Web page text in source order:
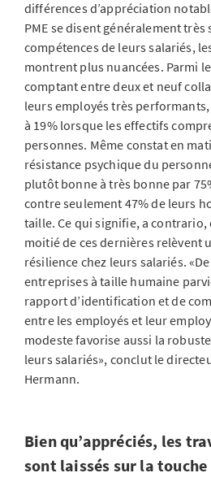
différences d’appréciation
PME se disent généralement très
compétences de leurs salariés,
montrent plus nuancées. Parmi
comptant entre deux et neuf
leurs employés très
à 19% lorsque les effectifs
personnes. Même constat en
résistance psychique du
plutôt bonne à très bonne par
contre seulement 47% de leurs
taille. Ce qui signifie, a contrario,
moitié de ces dernières relèvent
résilience chez leurs salariés.
entreprises à taille humaine
rapport d’identification et de
entre les employés et leur
modeste favorise aussi la
leurs salariés», conclut le
Hermann.
Bien qu’appréciés, les
sont laissés sur la touche